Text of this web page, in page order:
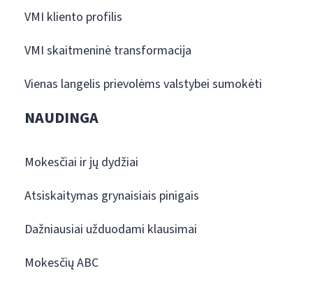
VMI kliento profilis
VMI skaitmeninė transformacija
Vienas langelis prievolėms valstybei sumokėti
NAUDINGA
Mokesčiai ir jų dydžiai
Atsiskaitymas grynaisiais pinigais
Dažniausiai užduodami klausimai
Mokesčių ABC